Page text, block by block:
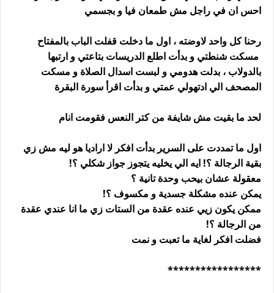
احس ان في راجل مش طمعان فيا و بجسمي
رحنا كل واحد لاوضته ، اول ما دخلت قفلت الباب بالمفتاح
مسكت شنطتي و بدأت اطلع الدريسات بتاعتي و ارتبها
بالدولاب ، بدلت هدومي و لبست اسدال الصلاة و مسكت
المصحف الي ادتهولي عمتي و بدأت اقرأ سورة البقرة
لحد ما بقيت مش شايفة من كتر النعس فقومت انام
اول ما تمددت على السرير بدأت افكر لا اراديا هو ليه مش زي
بقية الرجالة ؟! ايه الي يخليه يتجوز جواز شكلي ؟!
معقولة عشان بيحب وحدة تانية ؟
يمكن عنده مشكلة جسدية و مكسوف ؟!
ممكن يكون زيي عنده عقدة من الستات زي ما انا عندي عقدة
من الرجالة ؟!
فضلت افكر لغاية ما تعبت و نمت
*****************